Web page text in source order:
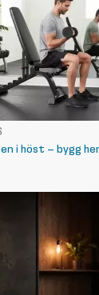
i höst – bygg